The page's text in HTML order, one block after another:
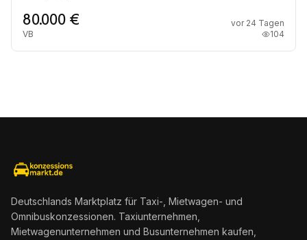
80.000 €
VB
vor 24 Tagen
104
Deutschlands Marktplatz für Taxi-, Mietwagen- und
Omnibuskonzessionen. Taxiunternehmen,
Mietwagenunternehmen und Busunternehmen kaufen,